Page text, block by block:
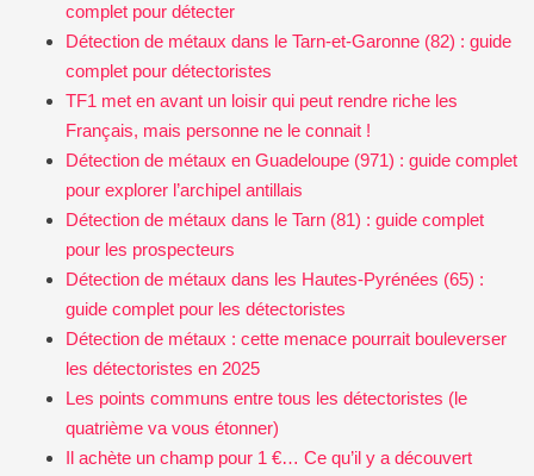
complet pour détecter
Détection de métaux dans le Tarn-et-Garonne (82) : guide
complet pour détectoristes
TF1 met en avant un loisir qui peut rendre riche les
Français, mais personne ne le connait !
Détection de métaux en Guadeloupe (971) : guide complet
pour explorer l’archipel antillais
Détection de métaux dans le Tarn (81) : guide complet
pour les prospecteurs
Détection de métaux dans les Hautes-Pyrénées (65) :
guide complet pour les détectoristes
Détection de métaux : cette menace pourrait bouleverser
les détectoristes en 2025
Les points communs entre tous les détectoristes (le
quatrième va vous étonner)
Il achète un champ pour 1 €… Ce qu’il y a découvert